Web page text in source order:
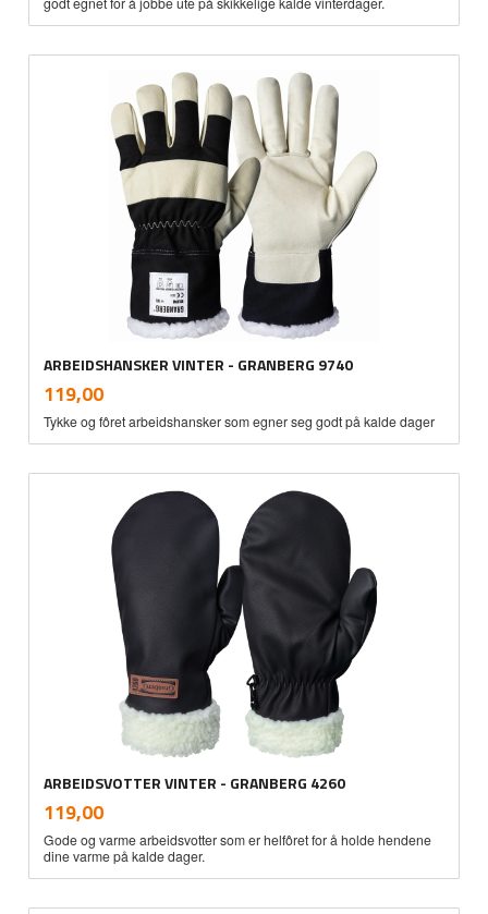
ARBEIDSHANSKER VINTER - GRANBERG 9740
Pris
119,00mva.
Tykke og fôret arbeidshansker som egner seg godt på kalde dager
ARBEIDSVOTTER VINTER - GRANBERG 4260
Pris
119,00mva.
Gode og varme arbeidsvotter som er helfôret for å holde hendene
dine varme på kalde dager.